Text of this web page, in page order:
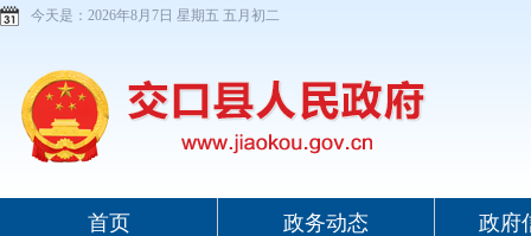
今天是： 2026年8月7日 星期五 五月初二
首页 政务动态 政府